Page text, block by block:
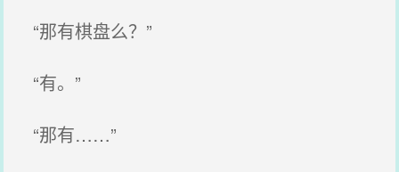
“那有棋盘么？”
“有。”
“那有……”